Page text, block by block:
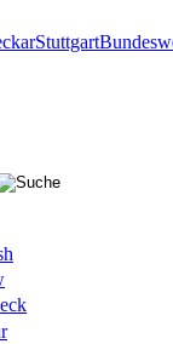
Stuttgart